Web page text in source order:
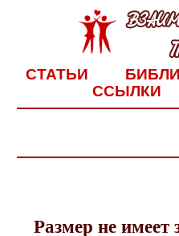
СТАТЬИ
ССЫЛКИ
Размер не